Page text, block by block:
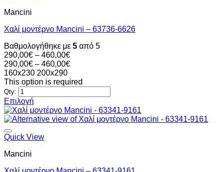
παραλλαγές.
επιλογές
να
επιλεγούν
στη
σελίδα
του
προϊόντος
Mancini
Χαλί μοντέρνο Mancini – 63736-6626
Βαθμολογήθηκε με 5 από 5
290,00€ – 460,00€Price
range:
through
290,00€ – 460,00€Price
290,00€
460,00€
160x230 200x290
This option is required
Qty:
Επιλογή
Αυτό
το
προϊόν
έχει
παραλλαγές.
Quick View
Mancini